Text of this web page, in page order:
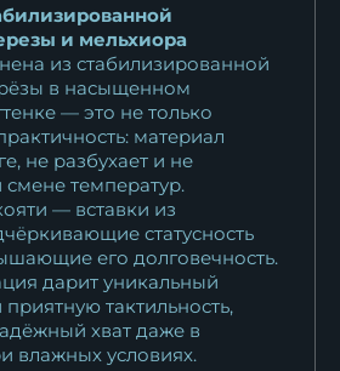
граб...
625₽
Гепард Sandvik рукоять
310₽
Гепард дамаск камень,
916₽
Гепард КН-01 рукоять
граб...
и мельхиора
из стабилизированной
в насыщенном
— это не только
материал
не разбухает и не
смене температур.
— вставки из
статусность
его долговечность.
дарит уникальный
тактильность,
хват даже в
влажных условиях.